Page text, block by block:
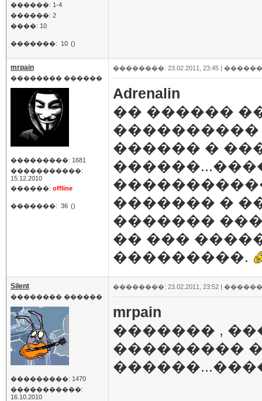
������: 1-4
������: 2
����: 10
�������: 10 ()
mrpain
�������� ������
���������: 1681
�����������:
15.12.2010
������: offline
�������: 36 ()
��������: 23.02.2011, 23:45 |
Adrenalin
�� ������
����������
������ �
������� �
�������
�� ���
���������.
Silent
�������� ������
���������: 1470
�����������:
16.10.2010
��������: 23.02.2011, 23:52 |
mrpain
������� ,
���������